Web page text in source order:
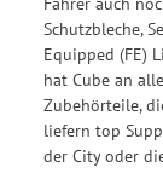
Schutzbleche,
Equipped (FE)
hat Cube an
Zubehörteile,
liefern top
der City oder